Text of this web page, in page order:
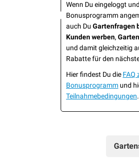
Wenn Du eingeloggt
Bonusprogramm
auch Du Gartenfragen
Kunden werben,
und damit gleichzeitig
Rabatte für den
Hier findest Du die FAQ
Bonusprogramm und
Teilnahmebedingungen.